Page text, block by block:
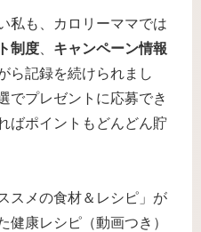
私も、カロリーママでは
制度
キャンペーン情報
ら記録を続けられまし
でプレゼントに応募でき
ばポイントもどんどん貯
スメの食材＆レシピ」が
健康レシピ（動画つき）